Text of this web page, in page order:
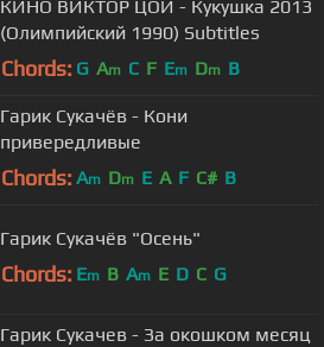
КИНО ВИКТОР ЦОЙ - Кукушка 2013
(Олимпийский 1990) Subtitles
Chords: G Am C F Em Dm B
Гарик Сукачёв - Кони
привередливые
Chords: Am Dm E A F C# B
Гарик Сукачёв "Осень"
Chords: Em B Am E D C G
Гарик Сукачев - За окошком месяц